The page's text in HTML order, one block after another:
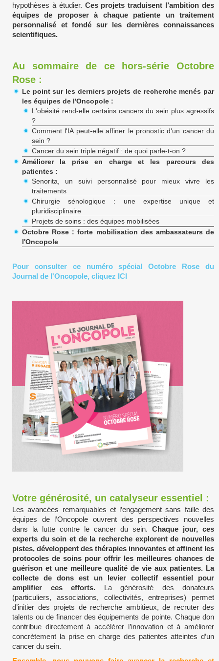
hypothèses à étudier. Ces projets traduisent l’ambition des
équipes de proposer à chaque patiente un traitement
personnalisé et fondé sur les dernières connaissances
scientifiques.
Au sommaire de ce hors-série Octobre
Rose :
Le point sur les derniers projets de recherche menés par
les équipes de l'Oncopole :
L'obésité rend-elle certains cancers du sein plus agressifs
?
Comment l'IA peut-elle affiner le pronostic d'un cancer du
sein ?
Cancer du sein triple négatif : de quoi parle-t-on ?
Améliorer la prise en charge et les parcours des
patientes :
Senorita, un suivi personnalisé pour mieux vivre les
traitements
Chirurgie sénologique : une expertise unique et
pluridisciplinaire
Projets de soins : des équipes mobilisées
Octobre Rose : forte mobilisation des ambassateurs de
l'Oncopole
Pour consulter ce numéro spécial Octobre Rose du
Journal de l'Oncopole, cliquez ICI
Votre générosité, un catalyseur essentiel :
Les avancées remarquables et l’engagement sans faille des
équipes de l’Oncopole ouvrent des perspectives nouvelles
dans la lutte contre le cancer du sein. Chaque jour, ces
experts du soin et de la recherche explorent de nouvelles
pistes, développent des thérapies innovantes et affinent les
protocoles de soins pour offrir les meilleures chances de
guérison et une meilleure qualité de vie aux patientes. La
collecte de dons est un levier collectif essentiel pour
amplifier ces efforts. La générosité des donateurs
(particuliers, associations, collectivités, entreprises) permet
d’initier des projets de recherche ambitieux, de recruter des
talents ou de financer des équipements de pointe. Chaque don
contribue directement à accélérer l’innovation et à améliorer
concrètement la prise en charge des patientes atteintes d’un
cancer du sein.